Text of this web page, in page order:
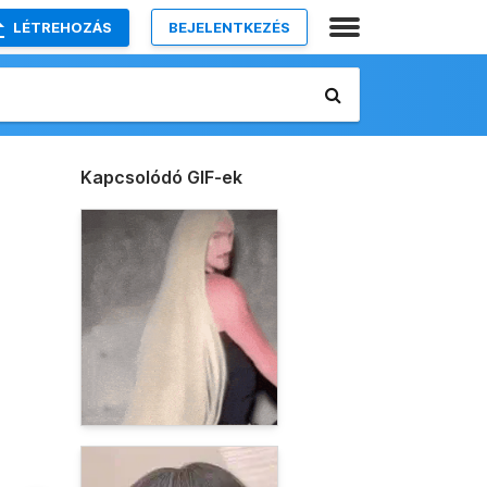
LÉTREHOZÁS BEJELENTKEZÉS
Kapcsolódó GIF-ek